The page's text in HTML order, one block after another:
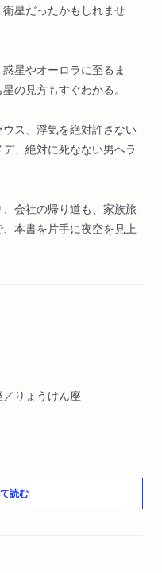
星だったかもしれませ
星やオーロラに至るま
の見方もすぐわかる。
ス、浮気を絶対許さない
、絶対に死なない男ヘラ
会社の帰り道も、家族旅
本書を片手に夜空を見上
りょうけん座
読む